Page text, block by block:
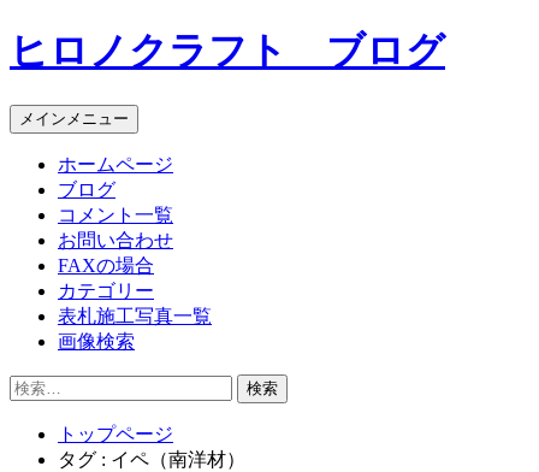
コ
ン
ン
ツ
ヒロノクラフト ブログ
メインメニュー
ホームページ
ブログ
コメント一覧
お問い合わせ
FAXの場合
カテゴリー
表札施工写真一覧
画像検索
検
トップページ
タグ : イペ（南洋材）